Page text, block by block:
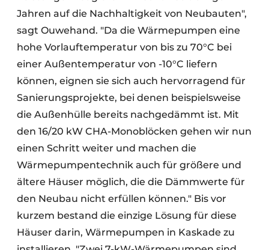
Jahren auf die Nachhaltigkeit von Neubauten",
sagt Ouwehand. "Da die Wärmepumpen eine
hohe Vorlauftemperatur von bis zu 70°C bei
einer Außentemperatur von -10°C liefern
können, eignen sie sich auch hervorragend für
Sanierungsprojekte, bei denen beispielsweise
die Außenhülle bereits nachgedämmt ist. Mit
den 16/20 kW CHA-Monoblöcken gehen wir nun
einen Schritt weiter und machen die
Wärmepumpentechnik auch für größere und
ältere Häuser möglich, die die Dämmwerte für
den Neubau nicht erfüllen können." Bis vor
kurzem bestand die einzige Lösung für diese
Häuser darin, Wärmepumpen in Kaskade zu